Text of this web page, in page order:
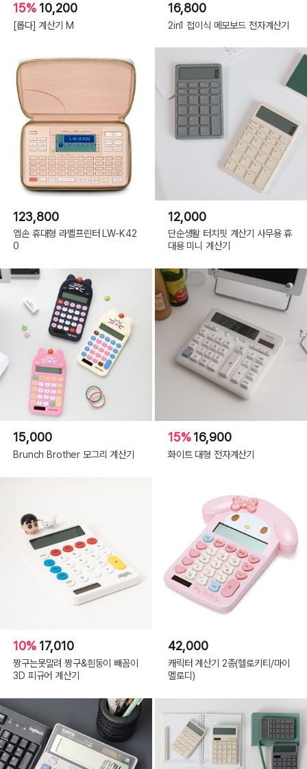
15% 10,200
[롭다] 계산기 M
16,800
2in1 접이식 메모보드 전자계산기
123,800
엡손 휴대형 라벨프린터 LW-K42
0
12,000
단순생활 터치핏 계산기 사무용 휴
대용 미니 계산기
15,000
Brunch Brother 모그리 계산기
15%16,900
화이트 대형 전자계산기
10% 17,010
짱구는못말려 짱구&흰둥이 빼꼼이
3D 피규어 계산기
42,000
캐릭터 계산기 2종(헬로키티/마이
멜로디)